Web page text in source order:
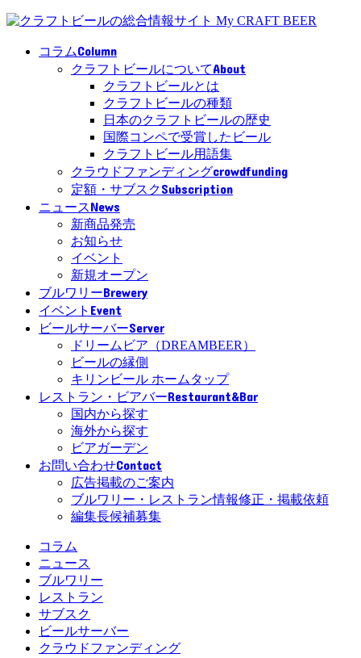
コラムColumn
クラフトビールについてAbout
クラフトビールとは
クラフトビールの種類
日本のクラフトビールの歴史
国際コンペで受賞したビール
クラフトビール用語集
クラウドファンディングcrowdfunding
定額・サブスクSubscription
ニュースNews
新商品発売
お知らせ
イベント
新規オープン
ブルワリーBrewery
イベント Event
ビールサーバーServer
ドリームビア（DREAMBEER）
ビールの縁側
キリンビール ホームタップ
レストラン・ビアバーRestaurant&Bar
国内から探す
海外から探す
ビアガーデン
お問い合わせContact
広告掲載のご案内
ブルワリー・レストラン情報修正・掲載依頼
編集長候補募集
コラム
ニュース
ブルワリー
レストラン
サブスク
ビールサーバー
クラウドファンディング